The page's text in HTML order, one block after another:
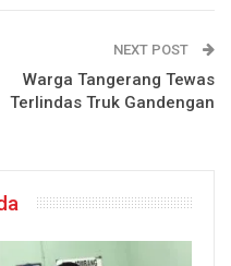
NEXT POST
Warga Tangerang Tewas
Terlindas Truk Gandengan